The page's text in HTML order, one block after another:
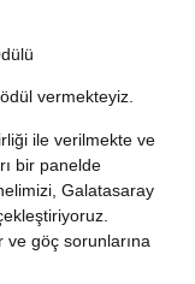
vermekteyiz.
ile verilmekte ve
bir panelde
Galatasaray
göç sorunlarına